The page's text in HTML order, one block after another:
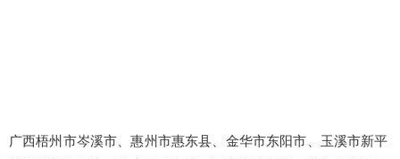
广西梧州市岑溪市、惠州市惠东县、金华市东阳市、玉溪市新平